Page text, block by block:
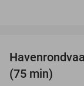
(75 min)